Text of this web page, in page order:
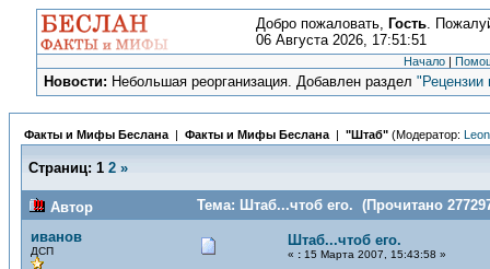
Добро пожаловать, Гость.
06 Августа 2026, 17:51:51
Начало |
Новости: Небольшая реорганизация. Добавлен раздел"Рецензии
Факты и Мифы Беслана | Факты и Мифы Беслана | "Штаб" (Модератор: Leon
Страниц: 1 2 »
Автор
Тема: Штаб...чтоб его. (Прочитано
иванов
ДСП
Штаб...чтоб его.
« : 15 Марта 2007, 15:43:58 »